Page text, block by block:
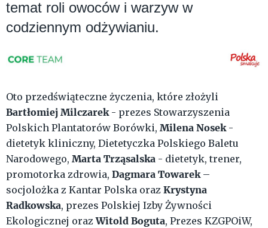
temat roli owoców i warzyw w
codziennym odżywianiu.
Oto przedświąteczne życzenia, które złożyli
Bartłomiej Milczarek- prezes Stowarzyszenia
Polskich Plantatorów Borówki, Milena Nosek-
dietetyk kliniczny, Dietetyczka Polskiego Baletu
Narodowego, Marta Trząsalska - dietetyk, trener,
promotorka zdrowia, Dagmara Towarek–
socjolożka z Kantar Polska oraz Krystyna
Radkowska, prezes Polskiej Izby Żywności
Ekologicznej orazWitold Boguta, Prezes KZGPOiW,